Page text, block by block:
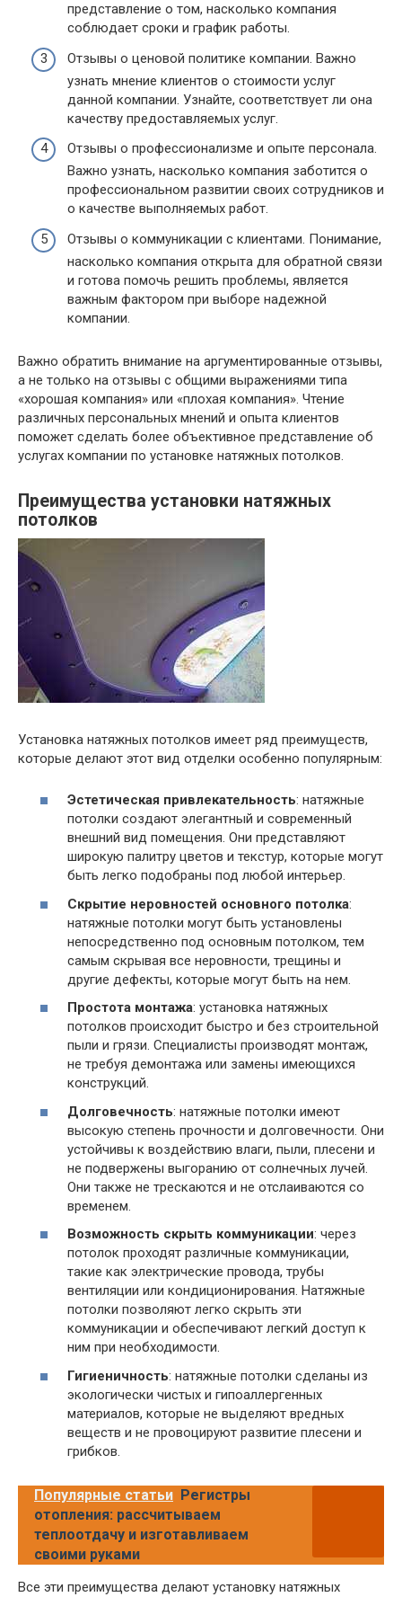
представление о том, насколько компания
соблюдает сроки и график работы.
Отзывы о ценовой политике компании. Важно
узнать мнение клиентов о стоимости услуг
данной компании. Узнайте, соответствует ли она
качеству предоставляемых услуг.
Отзывы о профессионализме и опыте персонала.
Важно узнать, насколько компания заботится о
профессиональном развитии своих сотрудников и
о качестве выполняемых работ.
Отзывы о коммуникации с клиентами. Понимание,
насколько компания открыта для обратной связи
и готова помочь решить проблемы, является
важным фактором при выборе надежной
компании.
Важно обратить внимание на аргументированные отзывы,
а не только на отзывы с общими выражениями типа
«хорошая компания» или «плохая компания». Чтение
различных персональных мнений и опыта клиентов
поможет сделать более объективное представление об
услугах компании по установке натяжных потолков.
Преимущества установки натяжных
потолков
Установка натяжных потолков имеет ряд преимуществ,
которые делают этот вид отделки особенно популярным:
Эстетическая привлекательность: натяжные
потолки создают элегантный и современный
внешний вид помещения. Они представляют
широкую палитру цветов и текстур, которые могут
быть легко подобраны под любой интерьер.
Скрытие неровностей основного потолка:
натяжные потолки могут быть установлены
непосредственно под основным потолком, тем
самым скрывая все неровности, трещины и
другие дефекты, которые могут быть на нем.
Простота монтажа: установка натяжных
потолков происходит быстро и без строительной
пыли и грязи. Специалисты производят монтаж,
не требуя демонтажа или замены имеющихся
конструкций.
Долговечность: натяжные потолки имеют
высокую степень прочности и долговечности. Они
устойчивы к воздействию влаги, пыли, плесени и
не подвержены выгоранию от солнечных лучей.
Они также не трескаются и не отслаиваются со
временем.
Возможность скрыть коммуникации: через
потолок проходят различные коммуникации,
такие как электрические провода, трубы
вентиляции или кондиционирования. Натяжные
потолки позволяют легко скрыть эти
коммуникации и обеспечивают легкий доступ к
ним при необходимости.
Гигиеничность: натяжные потолки сделаны из
экологически чистых и гипоаллергенных
материалов, которые не выделяют вредных
веществ и не провоцируют развитие плесени и
грибков.
Популярные статьи Регистры
отопления: рассчитываем
теплоотдачу и изготавливаем
своими руками
Все эти преимущества делают установку натяжных